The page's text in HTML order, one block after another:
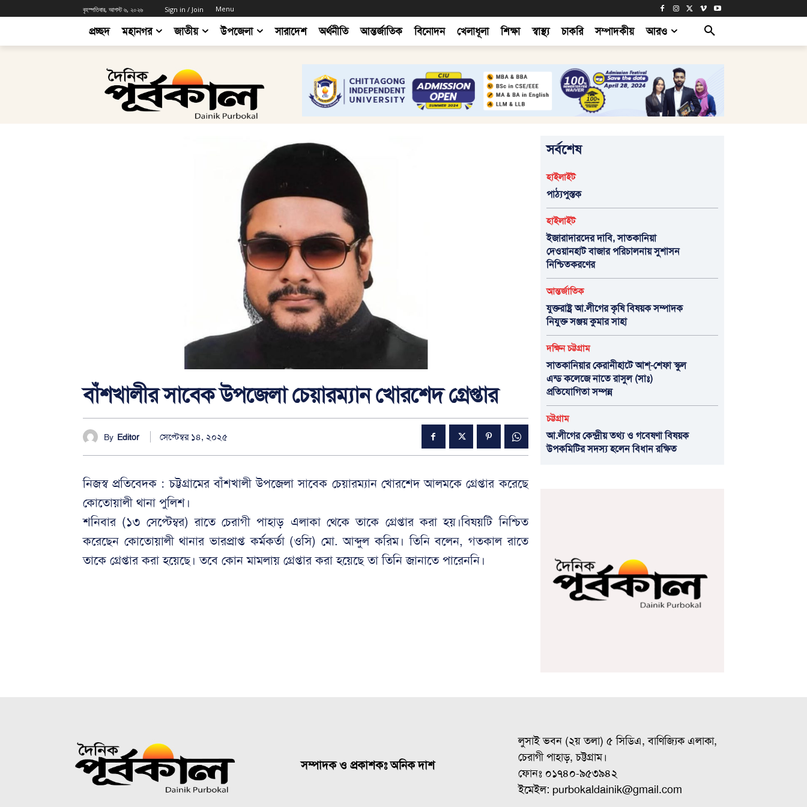
বৃহস্পতিবার, আগস্ট ৬, ২০২৬ Sign in / Join Menu
প্রচ্ছদ মহানগর জাতীয় উপজেলা সারাদেশ অর্থনীতি আন্তর্জাতিক বিনোদন খেলাধূলা শিক্ষা স্বাস্থ্য চাকরি সম্পাদকীয় আরও
বাঁশখালীর সাবেক উপজেলা চেয়ার‌ম্যান খোরশেদ গ্রেপ্তার
By Editor সেপ্টেম্বর ১৪, ২০২৫
নিজস্ব প্রতিবেদক : চট্টগ্রামের বাঁশখালী উপজেলা সাবেক চেয়ারম্যান খোরশেদ আলমকে গ্রেপ্তার করেছে
কোতোয়ালী থানা পুলিশ।
শনিবার (১৩ সেপ্টেম্বর) রাতে চেরাগী পাহাড় এলাকা থেকে তাকে গ্রেপ্তার করা হয়।বিষয়টি নিশ্চিত
করেছেন কোতোয়ালী থানার ভারপ্রাপ্ত কর্মকর্তা (ওসি) মো. আব্দুল করিম। তিনি বলেন, গতকাল রাতে
তাকে গ্রেপ্তার করা হয়েছে। তবে কোন মামলায় গ্রেপ্তার করা হয়েছে তা তিনি জানাতে পারেননি।
সর্বশেষ
হাইলাইট
পাঠ্যপুস্তক
হাইলাইট
ইজারাদারদের দাবি, সাতকানিয়া
দেওয়ানহাট বাজার পরিচালনায় সুশাসন
নিশ্চিতকরণের
আন্তর্জাতিক
যুক্তরাষ্ট্র আ.লীগের কৃষি বিষয়ক সম্পাদক
নিযুক্ত সঞ্জয় কুমার সাহা
দক্ষিন চট্টগ্রাম
সাতকানিয়ার কেরানীহাটে আশ্-শেফা স্কুল
এন্ড কলেজে নাতে রাসুল (সাঃ)
প্রতিযোগিতা সম্পন্ন
চট্টগ্রাম
আ.লীগের কেন্দ্রীয় তথ্য ও গবেষণা বিষয়ক
উপকমিটির সদস্য হলেন বিধান রক্ষিত
সম্পাদক ও প্রকাশকঃ অনিক দাশ
লুসাই ভবন (২য় তলা) ৫ সিডিএ, বাণিজ্যিক এলাকা,
চেরাগী পাহাড়, চট্টগ্রাম।
ফোনঃ ০১৭৪০-৯৫৩৯৪২
ইমেইল: purbokaldainik@gmail.com